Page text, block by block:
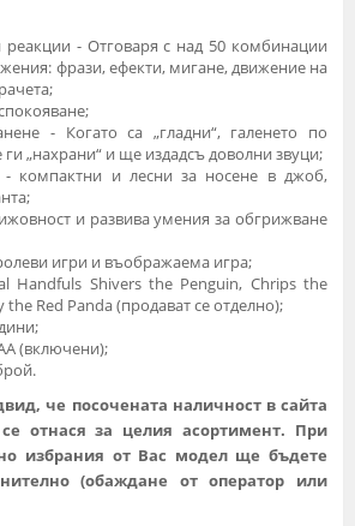
реакции - Отговаря с над 50 комбинации
фрази, ефекти, мигане, движение на
- Когато са „гладни“, галенето по
„нахрани“ и ще издадсъ доволни звуци;
компактни и лесни за носене в джоб,
и развива умения за обгрижване
игри и въображаема игра;
Handfuls Shivers the Penguin, Chrips the
the Red Panda (продават се отделно);
(включени);
че посочената наличност в сайта
отнася за целия асортимент. При
избрания от Вас модел ще бъдете
(обаждане от оператор или